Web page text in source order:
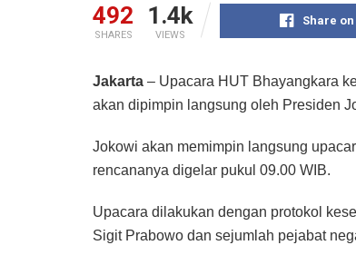
492
SHARES
1.4k
VIEWS
Share
Jakarta – Upacara HUT Bhayangkara
akan dipimpin langsung oleh Presiden
Jokowi akan memimpin langsung
rencananya digelar pukul 09.00 WIB.
Upacara dilakukan dengan protokol
Sigit Prabowo dan sejumlah pejabat